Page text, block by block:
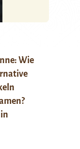
Wie